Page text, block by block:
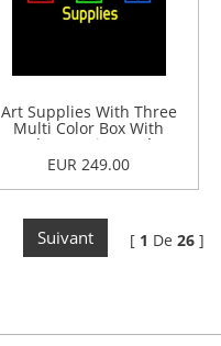
Art Supplies With Three
Multi Color Box With
Border Enseigne Néon
EUR 249.00
[ 1 De 26 ]
Suivant